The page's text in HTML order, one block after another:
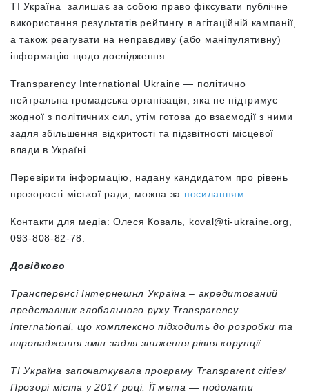
ТІ Україна залишає за собою право фіксувати публічне
використання результатів рейтингу в агітаційній кампанії,
а також реагувати на неправдиву (або маніпулятивну)
інформацію щодо дослідження.
Transparency International Ukraine — політично
нейтральна громадська організація, яка не підтримує
жодної з політичних сил, утім готова до взаємодії з ними
задля збільшення відкритості та підзвітності місцевої
влади в Україні.
Перевірити інформацію, надану кандидатом про рівень
прозорості міської ради, можна за посиланням.
Контакти для медіа: Олеся Коваль, koval@ti-ukraine.org,
093-808-82-78.
Довідково
Трансперенсі Інтернешнл Україна – акредитований
представник глобального руху Transparency
International, що комплексно підходить до розробки та
впровадження змін задля зниження рівня корупції.
ТІ Україна започаткувала програму Transparent cities/
Прозорі міста у 2017 році. Її мета — подолати